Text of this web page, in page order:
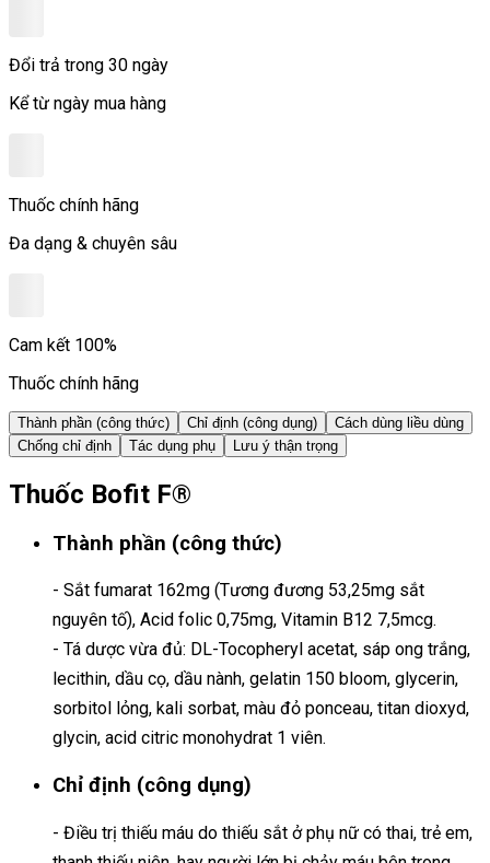
Đổi trả trong 30 ngày
Kể từ ngày mua hàng
Thuốc chính hãng
Đa dạng & chuyên sâu
Cam kết 100%
Thuốc chính hãng
Thành phần (công thức) Chỉ định (công dụng)
Cách dùng liều dùng
Chống chỉ định
Tác dụng phụ Lưu ý thận trọng
Thuốc Bofit F®
Thành phần (công thức)
- Sắt fumarat 162mg (Tương đương 53,25mg sắt
nguyên tố), Acid folic 0,75mg, Vitamin B12 7,5mcg.
- Tá dược vừa đủ: DL-Tocopheryl acetat, sáp ong trắng,
lecithin, dầu cọ, dầu nành, gelatin 150 bloom, glycerin,
sorbitol lỏng, kali sorbat, màu đỏ ponceau, titan dioxyd,
glycin, acid citric monohydrat 1 viên.
Chỉ định (công dụng)
- Điều trị thiếu máu do thiếu sắt ở phụ nữ có thai, trẻ em,